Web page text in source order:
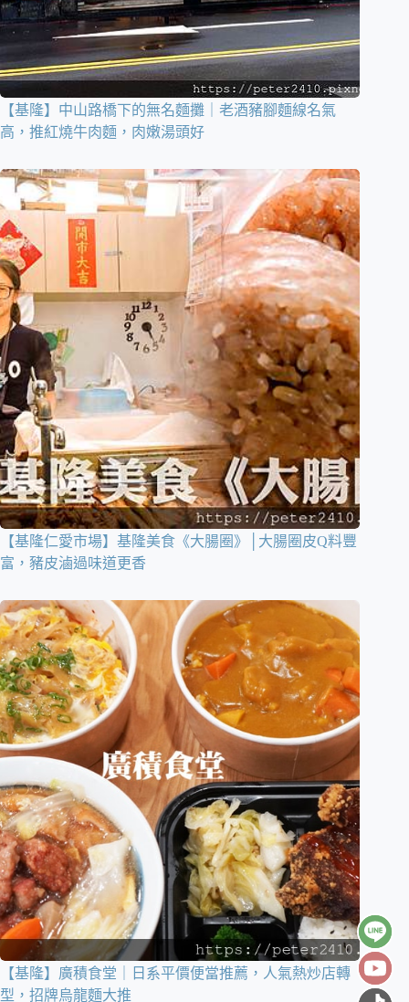
【基隆】中山路橋下的無名麵攤｜老酒豬腳麵線名氣
高，推紅燒牛肉麵，肉嫩湯頭好
【基隆仁愛市場】基隆美食《大腸圈》│大腸圈皮Q料豐
富，豬皮滷過味道更香
【基隆】廣積食堂｜日系平價便當推薦，人氣熱炒店轉
型，招牌烏龍麵大推